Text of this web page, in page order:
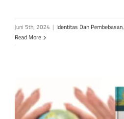
Juni 5th, 2024 | Identitas Dan Pembebasan,
Read More